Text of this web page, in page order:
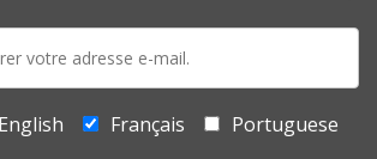
English Français
Portuguese